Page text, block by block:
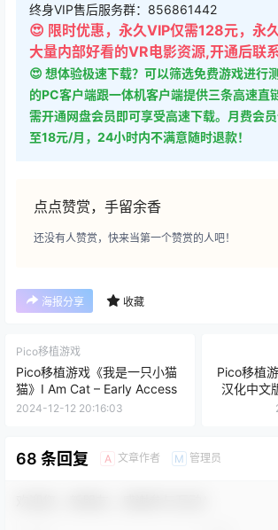
终身VIP售后服务群：856861442
😍 限时优惠，永久VIP仅需128元，永
大量内部好看的VR电影资源,开通后联
😍 想体验极速下载？可以筛选免费游戏进行
的PC客户端跟一体机客户端提供三条高速直
需开通网盘会员即可享受高速下载。月费会
至18元/月，24小时内不满意随时退款！
点点赞赏，手留余香
还没有人赞赏，快来当第一个赞赏的人吧！
海报分享 收藏
Pico移植游戏
Pico移植游戏《我是一只小猫
猫》I Am Cat – Early Access
2024-12-12 20:16:03
Pico移植
汉化中文
68 条回复 A 文章作者 M 管理员